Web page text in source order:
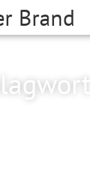
Brand